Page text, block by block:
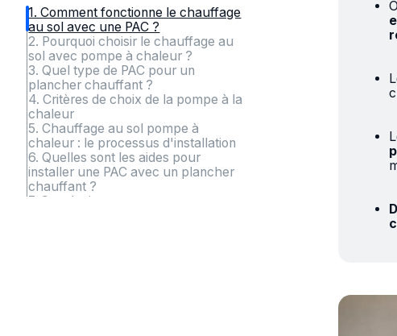
1. Comment fonctionne le chauffage
au sol avec une PAC ?
2. Pourquoi choisir le chauffage au
sol avec pompe à chaleur ?
3. Quel type de PAC pour un
plancher chauffant ?
4. Critères de choix de la pompe à la
chaleur
5. Chauffage au sol pompe à
chaleur : le processus d'installation
6. Quelles sont les aides pour
installer une PAC avec un plancher
chauffant ?
7. Conclusion